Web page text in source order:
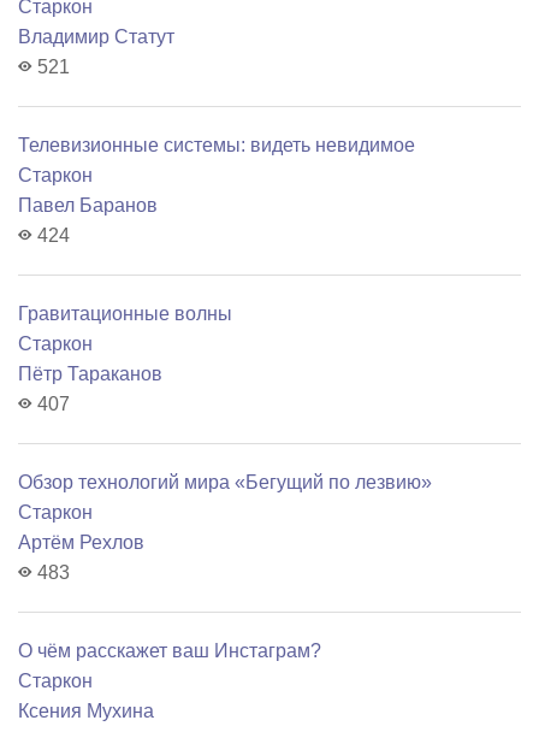
Старкон
Владимир Статут
521
Телевизионные системы: видеть невидимое
Старкон
Павел Баранов
424
Гравитационные волны
Старкон
Пётр Тараканов
407
Обзор технологий мира «Бегущий по лезвию»
Старкон
Артём Рехлов
483
О чём расскажет ваш Инстаграм?
Старкон
Ксения Мухина